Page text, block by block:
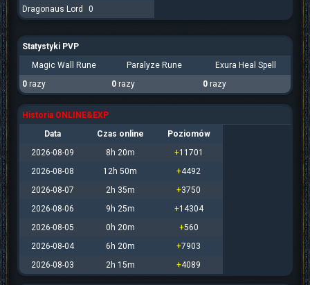
Dragonaus Lord
0
Statystyki PVP
Magic Wall Rune
Paralyze Rune
Exura Heal Spell
0 razy 0 razy 0 razy
Historia ONLINE&EXP
Data
Czas online
Poziomów
2026-08-09
8h 20m +11701
2026-08-08
12h 50m +4492
2026-08-07
2h 35m +3750
2026-08-06
9h 25m +14304
2026-08-05
0h 20m +560
2026-08-04
6h 20m +7903
2026-08-03
2h 15m +4089